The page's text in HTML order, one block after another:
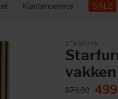
Klantenservice SALE
STARFURN
vakken
879,00